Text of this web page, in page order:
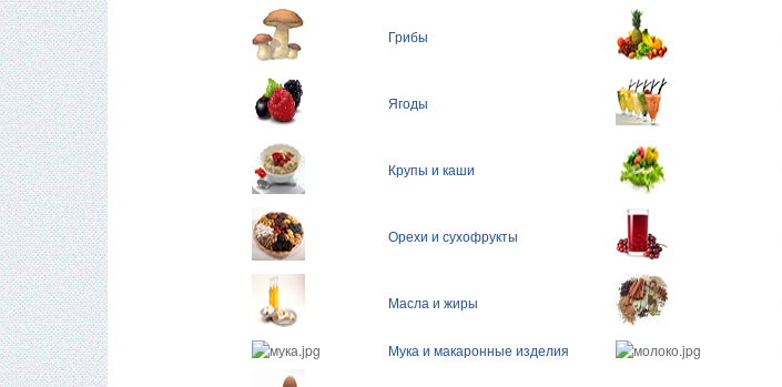
Грибы
Ягоды
Крупы и каши
Орехи и сухофрукты
Масла и жиры
Мука и макаронные изделия